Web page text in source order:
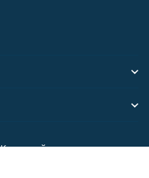
Карта сайта